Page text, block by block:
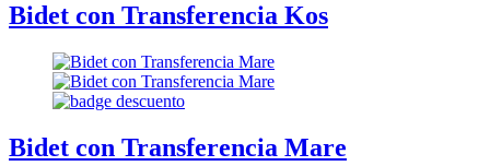
Bidet con Transferencia Kos
Bidet con Transferencia Mare